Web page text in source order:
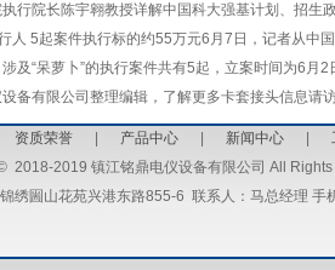
行院长陈宇翱教授详解中国科大强基计划、招
5起案件执行标的约55万元6月7日，记者从中
及“呆萝卜”的执行案件共有5起，立案时间为6月
备有限公司整理编辑，了解更多卡套接头信息请
资质荣誉| 产品中心| 新闻中心|
2018-2019 镇江铭鼎电仪设备有限公司 All
绣圌山花苑兴港东路855-6 联系人：马总经理